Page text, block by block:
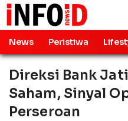
News Peristiwa
Direksi Bank
Saham, Sinyal
Perseroan